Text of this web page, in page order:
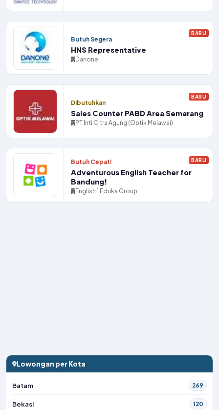
Butuh Segera
HNS Representative
Danone
BARU
Dibutuhkan
Sales Counter PABD Area Semarang
PT Inti Citra Agung (Optik Melawai)
BARU
Butuh Cepat!
Adventurous English Teacher for
Bandung!
English 1 Eduka Group
BARU
Lowongan per Kota
Batam 269
Bekasi 120